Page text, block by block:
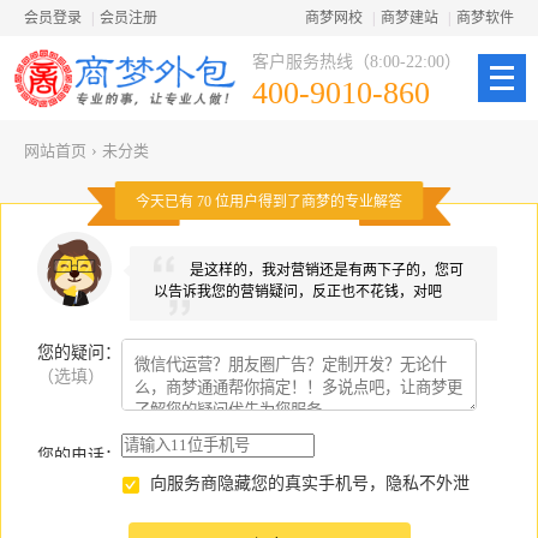
会员登录 会员注册 商梦网校 商梦建站 商梦软件
客户服务热线（8:00-22:00）
400-9010-860
网站首页 › 未分类
今天已有 70 位用户得到了商梦的专业解答
是这样的，我对营销还是有两下子的，您可
以告诉我您的营销疑问，反正也不花钱，对吧
您的疑问
（选填）
：
您的电话：
向服务商隐藏您的真实手机号，隐私不外泄